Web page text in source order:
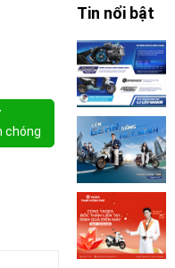
chóng
Tin nổi bật